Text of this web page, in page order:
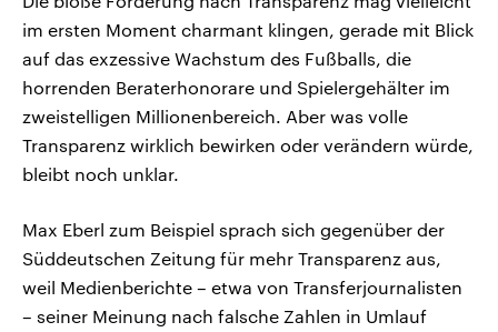
im ersten Moment charmant klingen, gerade mit Blick
auf das exzessive Wachstum des Fußballs, die
horrenden Beraterhonorare und Spielergehälter im
zweistelligen Millionenbereich. Aber was volle
Transparenz wirklich bewirken oder verändern würde,
bleibt noch unklar.
Max Eberl zum Beispiel sprach sich gegenüber der
Süddeutschen Zeitung für mehr Transparenz aus,
weil Medienberichte – etwa von Transferjournalisten
– seiner Meinung nach falsche Zahlen in Umlauf